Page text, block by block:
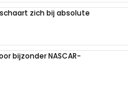
zich bij absolute
bijzonder NASCAR-